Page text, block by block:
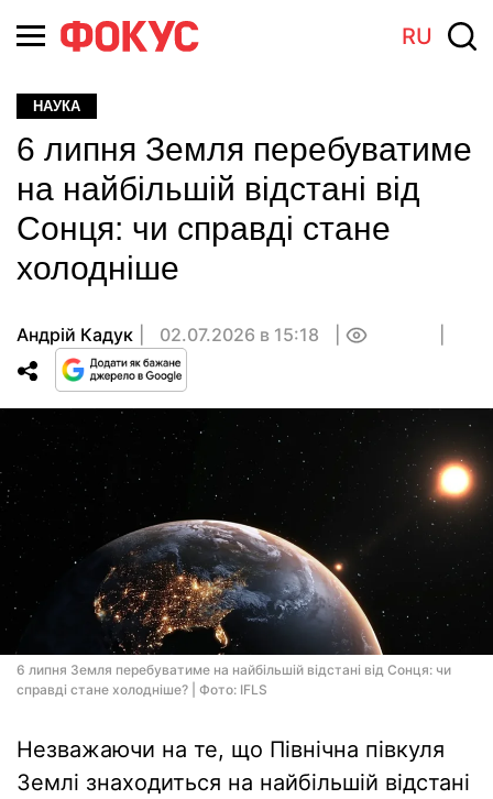
RU
НАУКА
6 липня Земля перебуватиме
на найбільшій відстані від
Сонця: чи справді стане
холодніше
Андрій Кадук 02.07.2026 в 15:18
6 липня Земля перебуватиме на найбільшій відстані від Сонця: чи
справді стане холодніше? | Фото: IFLS
Незважаючи на те, що Північна півкуля
Землі знаходиться на найбільшій відстані